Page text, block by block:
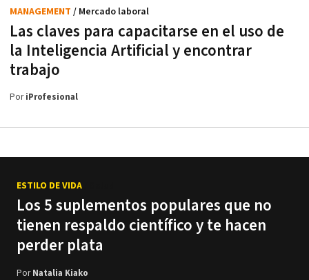
Las claves para capacitarse en el uso de
la Inteligencia Artificial y encontrar
trabajo
MANAGEMENT / Mercado laboral
PoriProfesional
Los 5 suplementos populares que no
tienen respaldo científico y te hacen
perder plata
ESTILO DE VIDA
PorNatalia Kiako